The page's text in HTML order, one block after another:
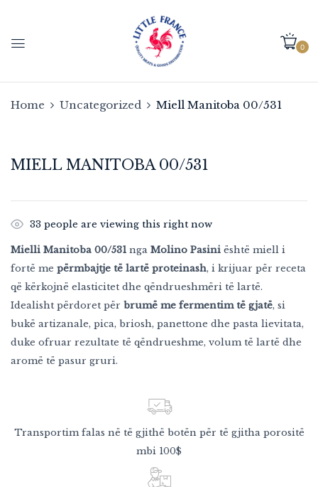
0
Home Uncategorized Miell Manitoba 00/531
MIELL MANITOBA 00/531
33 people are viewing this right now
Mielli Manitoba 00/531 nga Molino Pasini është miell i
fortë me përmbajtje të lartë proteinash, i krijuar për receta
që kërkojnë elasticitet dhe qëndrueshmëri të lartë.
Idealisht përdoret për brumë me fermentim të gjatë, si
bukë artizanale, pica, briosh, panettone dhe pasta lievitata,
duke ofruar rezultate të qëndrueshme, volum të lartë dhe
aromë të pasur gruri.
Transportim falas në të gjithë botën për të gjitha porositë
mbi 100$
Be the first to review “Miell
Manitoba 00/531”
Your rating